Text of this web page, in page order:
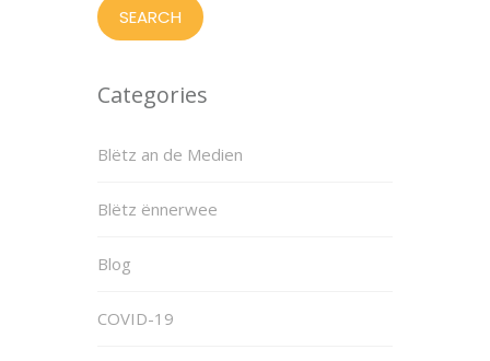
Categories
Blëtz an de Medien
Blëtz ënnerwee
Blog
COVID-19